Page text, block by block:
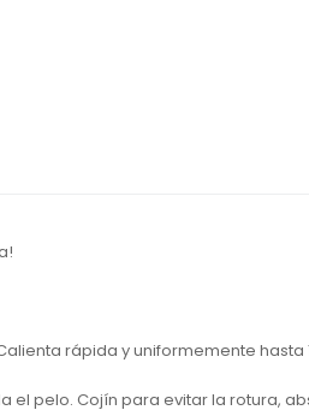
rápida y uniformemente hasta
pelo. Cojín para evitar la rotura,